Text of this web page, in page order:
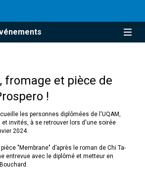
fromage et pièce de
!
les personnes diplômées de l'UQAM,
invités, à se retrouver lors d'une soirée
2024.
"Membrane" d’après le roman de Chi Ta-
entrevue avec le diplômé et metteur en